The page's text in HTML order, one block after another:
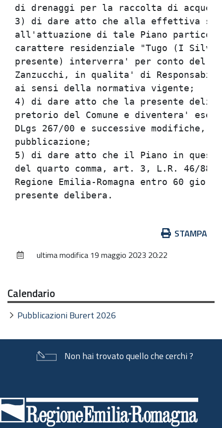
di drenaggi per la raccolta di acque
3) di dare atto che alla effettiva
all'attuazione di tale Piano
carattere residenziale "Tugo (I
presente) interverra' per conto del
Zanzucchi, in qualita' di
ai sensi della normativa vigente;
4) di dare atto che la presente
pretorio del Comune e diventera'
DLgs 267/00 e successive modifiche,
pubblicazione;
5) di dare atto che il Piano in
del quarto comma, art. 3, L.R. 46/
Regione Emilia-Romagna entro 60
documento
STAMPA
ultima modifica 19 maggio 2023 20:22
Calendario
Pubblicazioni Burert 2026
Non hai trovato quello che cerchi ?
di
pagina